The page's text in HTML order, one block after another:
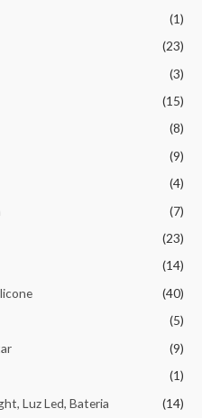
(1)
(23)
(3)
(15)
(8)
(9)
(4)
(7)
(23)
(14)
(40)
(5)
(9)
(1)
Luz Led, Bateria
(14)